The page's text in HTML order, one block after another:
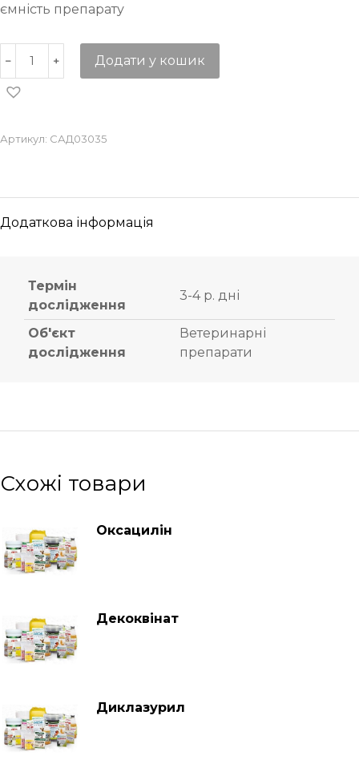
ємність препарату
Додати у кошик
Артикул: САД03035
Додаткова інформація
Термін
дослідження
3-4 р. дні
Об'єкт
дослідження
Ветеринарні
препарати
Схожі товари
Оксацилін
Декоквінат
Диклазурил